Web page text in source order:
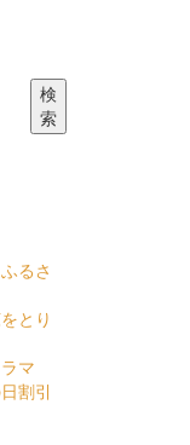
検
索
るさ
とり
マ
割引